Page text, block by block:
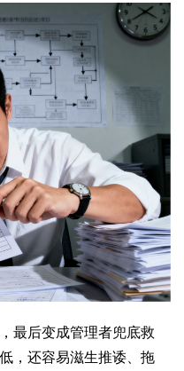
最后变成管理者兜底救
，还容易滋生推诿、拖